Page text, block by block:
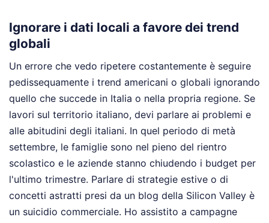
Ignorare i dati locali a favore dei trend
globali
Un errore che vedo ripetere costantemente è seguire
pedissequamente i trend americani o globali ignorando
quello che succede in Italia o nella propria regione. Se
lavori sul territorio italiano, devi parlare ai problemi e
alle abitudini degli italiani. In quel periodo di metà
settembre, le famiglie sono nel pieno del rientro
scolastico e le aziende stanno chiudendo i budget per
l'ultimo trimestre. Parlare di strategie estive o di
concetti astratti presi da un blog della Silicon Valley è
un suicidio commerciale. Ho assistito a campagne